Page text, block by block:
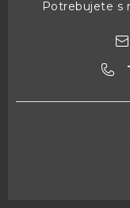
Potrebujete s